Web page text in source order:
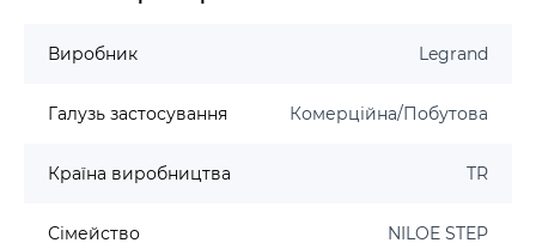
Виробник Legrand
Галузь застосування Комерційна/Побутова
Країна виробництва TR
Сімейство NILOE STEP